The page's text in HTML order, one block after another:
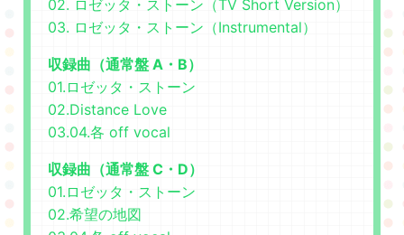
02. ロゼッタ・ストーン（TV Short Version）
03. ロゼッタ・ストーン（Instrumental）
収録曲（通常盤 A・B）
01.ロゼッタ・ストーン
02.Distance Love
03.04.各 off vocal
収録曲（通常盤 C・D）
01.ロゼッタ・ストーン
02.希望の地図